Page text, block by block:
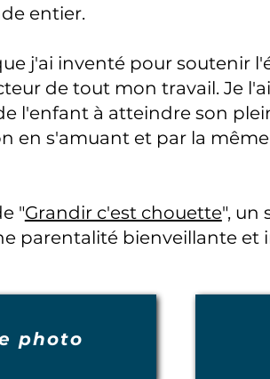
entier.
j'ai inventé pour soutenir
de tout mon travail. Je
l'enfant à atteindre son
en s'amuant et par la
"Grandir c'est chouette", un
parentalité bienveillante et
photo